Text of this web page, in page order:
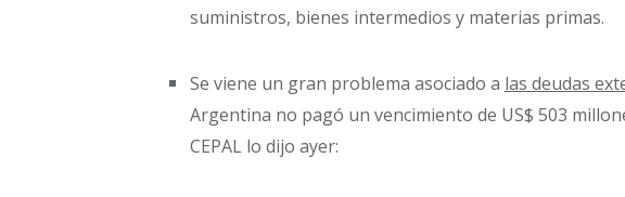
suministros, bienes intermedios y materias primas.
Se viene un gran problema asociado a las deudas
Argentina no pagó un vencimiento de US$ 503
CEPAL lo dijo ayer: